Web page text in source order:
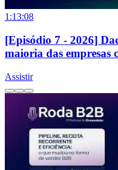
1:13:08
[Episódio 7 - 2026]
maioria das empresas
Assistir